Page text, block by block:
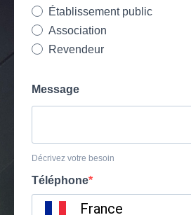
Établissement public
Association
Revendeur
Message
Décrivez votre besoin
Téléphone
France